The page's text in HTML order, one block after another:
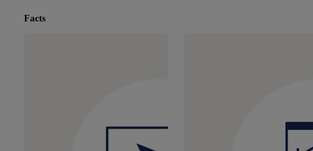
Facts